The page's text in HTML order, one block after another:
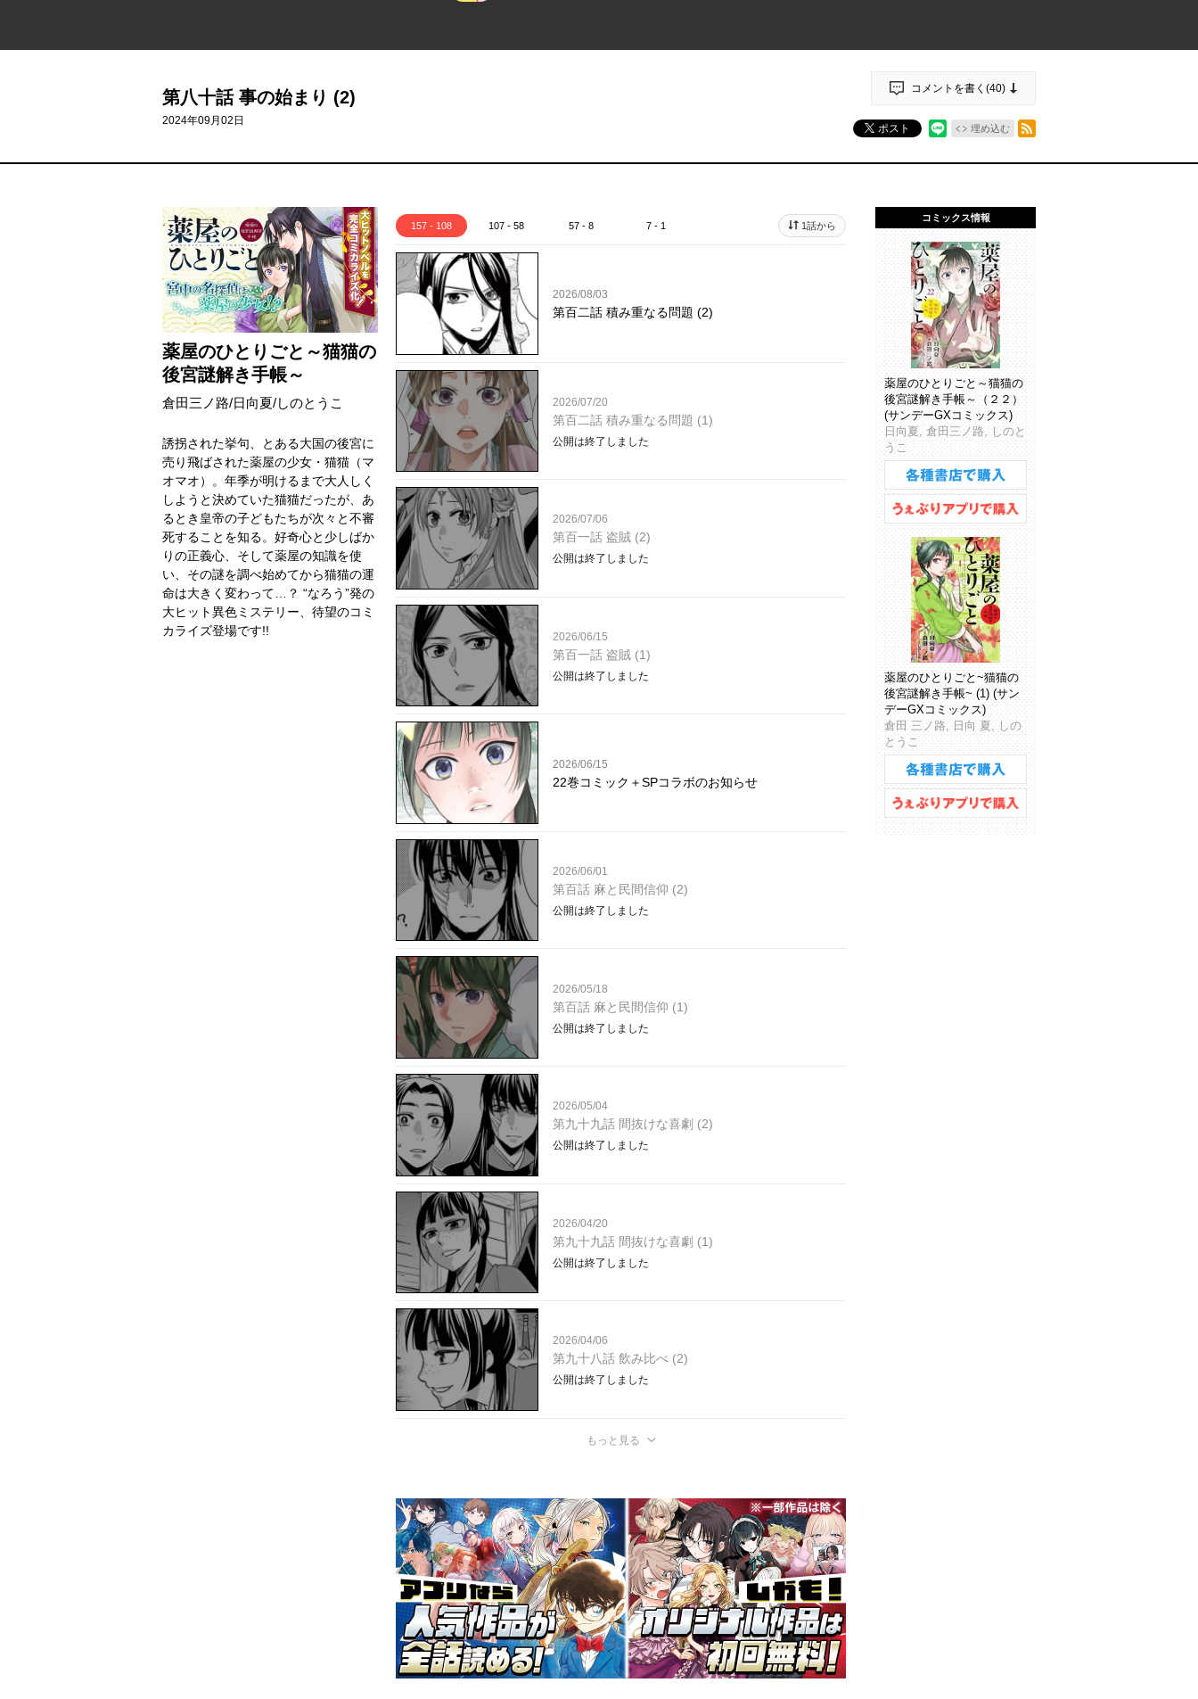
第八十話 事の始まり (2)
2024年09月02日
コメントを書く(40)
ポスト 埋め込む
薬屋のひとりごと～猫猫の
後宮謎解き手帳～
倉田三ノ路/日向夏/しのとうこ
誘拐された挙句、とある大国の後宮に
売り飛ばされた薬屋の少女・猫猫（マ
オマオ）。年季が明けるまで大人しく
しようと決めていた猫猫だったが、あ
るとき皇帝の子どもたちが次々と不審
死することを知る。好奇心と少しばか
りの正義心、そして薬屋の知識を使
い、その謎を調べ始めてから猫猫の運
命は大きく変わって…？ “なろう”発の
大ヒット異色ミステリー、待望のコミ
カライズ登場です!!
157 - 108 107 - 58 57 - 8 7 - 1 1話から
2026/08/03
第百二話 積み重なる問題 (2)
2026/07/20
第百二話 積み重なる問題 (1)
公開は終了しました
2026/07/06
第百一話 盗賊 (2)
公開は終了しました
2026/06/15
第百一話 盗賊 (1)
公開は終了しました
2026/06/15
22巻コミック＋SPコラボのお知らせ
2026/06/01
第百話 麻と民間信仰 (2)
公開は終了しました
2026/05/18
第百話 麻と民間信仰 (1)
公開は終了しました
2026/05/04
第九十九話 間抜けな喜劇 (2)
公開は終了しました
2026/04/20
第九十九話 間抜けな喜劇 (1)
公開は終了しました
2026/04/06
第九十八話 飲み比べ (2)
公開は終了しました
もっと見る
コミックス情報
薬屋のひとりごと～猫猫の
後宮謎解き手帳～（２２）
(サンデーGXコミックス)
日向夏, 倉田三ノ路, しのと
うこ
薬屋のひとりごと~猫猫の
後宮謎解き手帳~ (1) (サン
デーGXコミックス)
倉田 三ノ路, 日向 夏, しの
とうこ